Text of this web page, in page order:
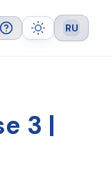
Help Theme Language
RU
3 |